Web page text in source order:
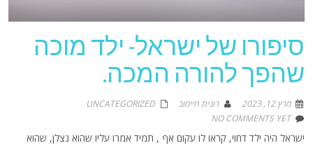
סיפורו של ישראל- ילד מוכה
שהפך להורה המכה.
מרץ 12, 2023 רונית חיימוב
UNCATEGORIZED
NO COMMENTS YET
ישראל היה ילד דחוי, קראו לו עקום אף , תמיד אמרו עליו שהוא נצלן, שהוא